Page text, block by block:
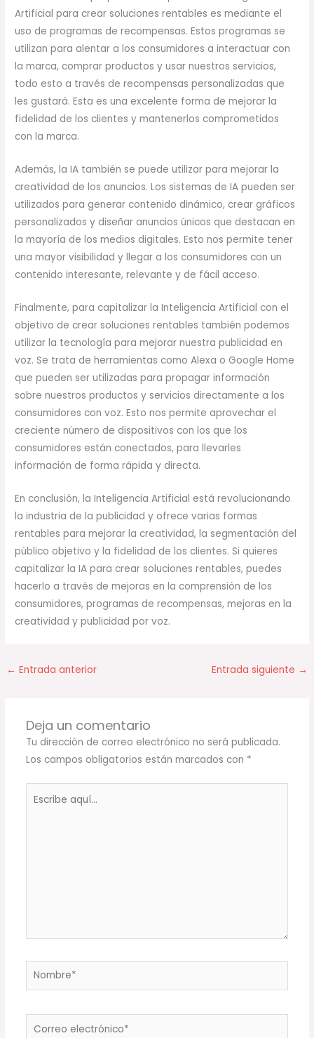
Artificial para crear soluciones rentables es mediante el
uso de programas de recompensas. Estos programas se
utilizan para alentar a los consumidores a interactuar con
la marca, comprar productos y usar nuestros servicios,
todo esto a través de recompensas personalizadas que
les gustará. Esta es una excelente forma de mejorar la
fidelidad de los clientes y mantenerlos comprometidos
con la marca.
Además, la IA también se puede utilizar para mejorar la
creatividad de los anuncios. Los sistemas de IA pueden ser
utilizados para generar contenido dinámico, crear gráficos
personalizados y diseñar anuncios únicos que destacan en
la mayoría de los medios digitales. Esto nos permite tener
una mayor visibilidad y llegar a los consumidores con un
contenido interesante, relevante y de fácil acceso.
Finalmente, para capitalizar la Inteligencia Artificial con el
objetivo de crear soluciones rentables también podemos
utilizar la tecnología para mejorar nuestra publicidad en
voz. Se trata de herramientas como Alexa o Google Home
que pueden ser utilizadas para propagar información
sobre nuestros productos y servicios directamente a los
consumidores con voz. Esto nos permite aprovechar el
creciente número de dispositivos con los que los
consumidores están conectados, para llevarles
información de forma rápida y directa.
En conclusión, la Inteligencia Artificial está revolucionando
la industria de la publicidad y ofrece varias formas
rentables para mejorar la creatividad, la segmentación del
público objetivo y la fidelidad de los clientes. Si quieres
capitalizar la IA para crear soluciones rentables, puedes
hacerlo a través de mejoras en la comprensión de los
consumidores, programas de recompensas, mejoras en la
creatividad y publicidad por voz.
← Entrada anterior Entrada siguiente →
Deja un comentario
Tu dirección de correo electrónico no será publicada.
Los campos obligatorios están marcados con *
Nombre*
Correo